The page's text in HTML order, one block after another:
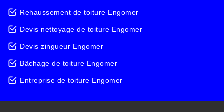
Rehaussement de toiture Engomer
Devis nettoyage de toiture Engomer
Devis zingueur Engomer
Bâchage de toiture Engomer
Entreprise de toiture Engomer